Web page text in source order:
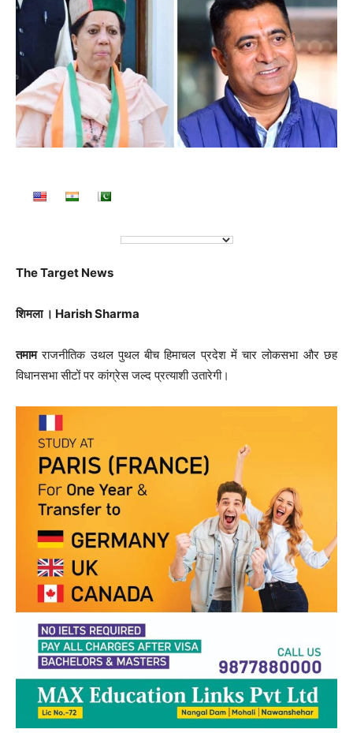
The Target News
शिमला । Harish Sharma
तमामराजनीतिक उथल पुथल बीच हिमाचल प्रदेश में चार लोकसभा और छह
विधानसभा सीटों पर कांग्रेस जल्द प्रत्याशी उतारेगी।